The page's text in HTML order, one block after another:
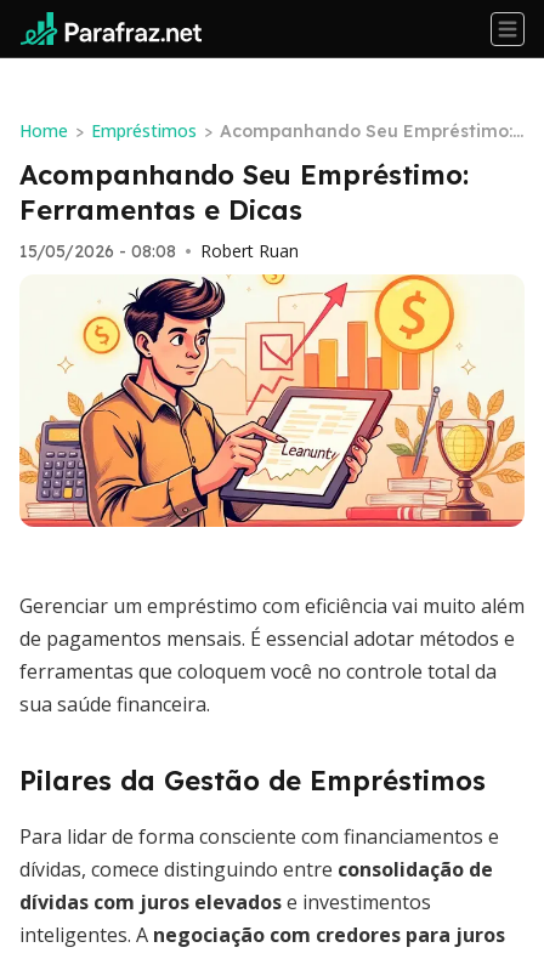
Home > Empréstimos > Acompanhando Seu Empréstimo:
Ferramentas e Dicas
Acompanhando Seu Empréstimo:
Ferramentas e Dicas
15/05/2026 - 08:08 • Robert Ruan
Gerenciar um empréstimo com eficiência vai muito além
de pagamentos mensais. É essencial adotar métodos e
ferramentas que coloquem você no controle total da
sua saúde financeira.
Pilares da Gestão de Empréstimos
Para lidar de forma consciente com financiamentos e
dívidas, comece distinguindo entre consolidação de
dívidas com juros elevadose investimentos
inteligentes. A negociação com credores para juros